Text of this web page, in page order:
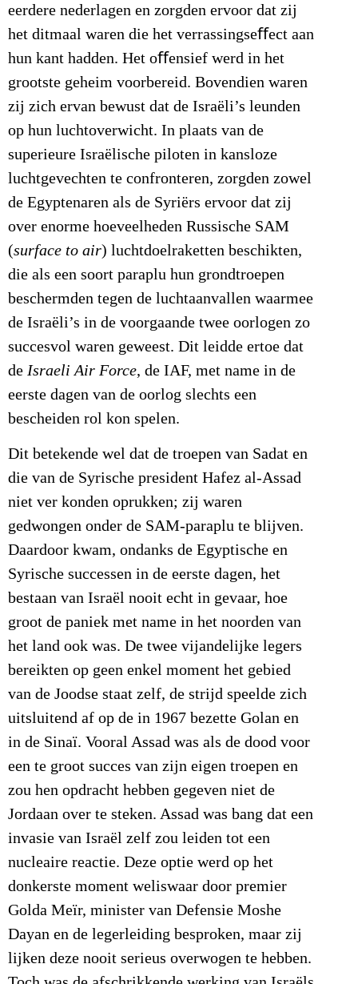
eerdere nederlagen en zorgden ervoor dat zij
het ditmaal waren die het verrassingseﬀect aan
hun kant hadden. Het oﬀensief werd in het
grootste geheim voorbereid. Bovendien waren
zij zich ervan bewust dat de Israëli’s leunden
op hun luchtoverwicht. In plaats van de
superieure Israëlische piloten in kansloze
luchtgevechten te confronteren, zorgden zowel
de Egyptenaren als de Syriërs ervoor dat zij
over enorme hoeveelheden Russische SAM
(surface to air) luchtdoelraketten beschikten,
die als een soort paraplu hun grondtroepen
beschermden tegen de luchtaanvallen waarmee
de Israëli’s in de voorgaande twee oorlogen zo
succesvol waren geweest. Dit leidde ertoe dat
de Israeli Air Force, de IAF, met name in de
eerste dagen van de oorlog slechts een
bescheiden rol kon spelen.
Dit betekende wel dat de troepen van Sadat en
die van de Syrische president Hafez al-Assad
niet ver konden oprukken; zij waren
gedwongen onder de SAM-paraplu te blijven.
Daardoor kwam, ondanks de Egyptische en
Syrische successen in de eerste dagen, het
bestaan van Israël nooit echt in gevaar, hoe
groot de paniek met name in het noorden van
het land ook was. De twee vijandelijke legers
bereikten op geen enkel moment het gebied
van de Joodse staat zelf, de strijd speelde zich
uitsluitend af op de in 1967 bezette Golan en
in de Sinaï. Vooral Assad was als de dood voor
een te groot succes van zijn eigen troepen en
zou hen opdracht hebben gegeven niet de
Jordaan over te steken. Assad was bang dat een
invasie van Israël zelf zou leiden tot een
nucleaire reactie. Deze optie werd op het
donkerste moment weliswaar door premier
Golda Meïr, minister van Defensie Moshe
Dayan en de legerleiding besproken, maar zij
lijken deze nooit serieus overwogen te hebben.